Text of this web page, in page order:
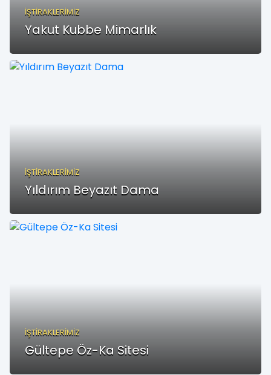
İŞTİRAKLERİMİZ
Yakut Kubbe Mimarlık
İŞTİRAKLERİMİZ
Yıldırım Beyazıt Dama
İŞTİRAKLERİMİZ
Gültepe Öz-Ka Sitesi